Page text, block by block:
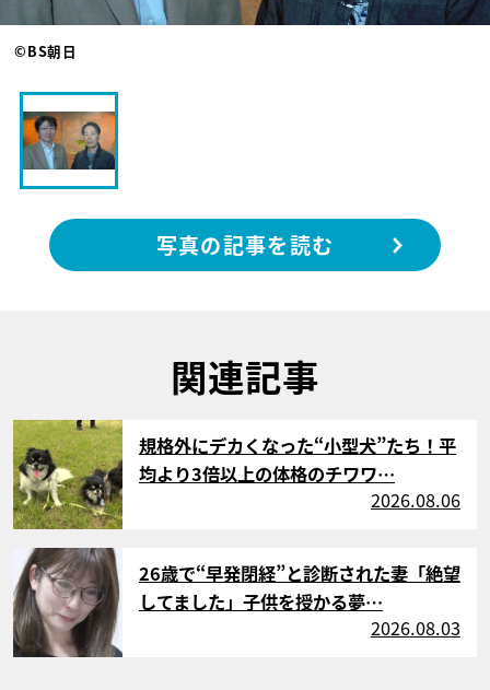
©BS朝日
写真の記事を読む
関連記事
サムネイル
規格外にデカくなった“小型犬”たち！平
均より3倍以上の体格のチワワ…
2026.08.06
26歳で“早発閉経”と診断された妻「絶望
してました」子供を授かる夢…
2026.08.03